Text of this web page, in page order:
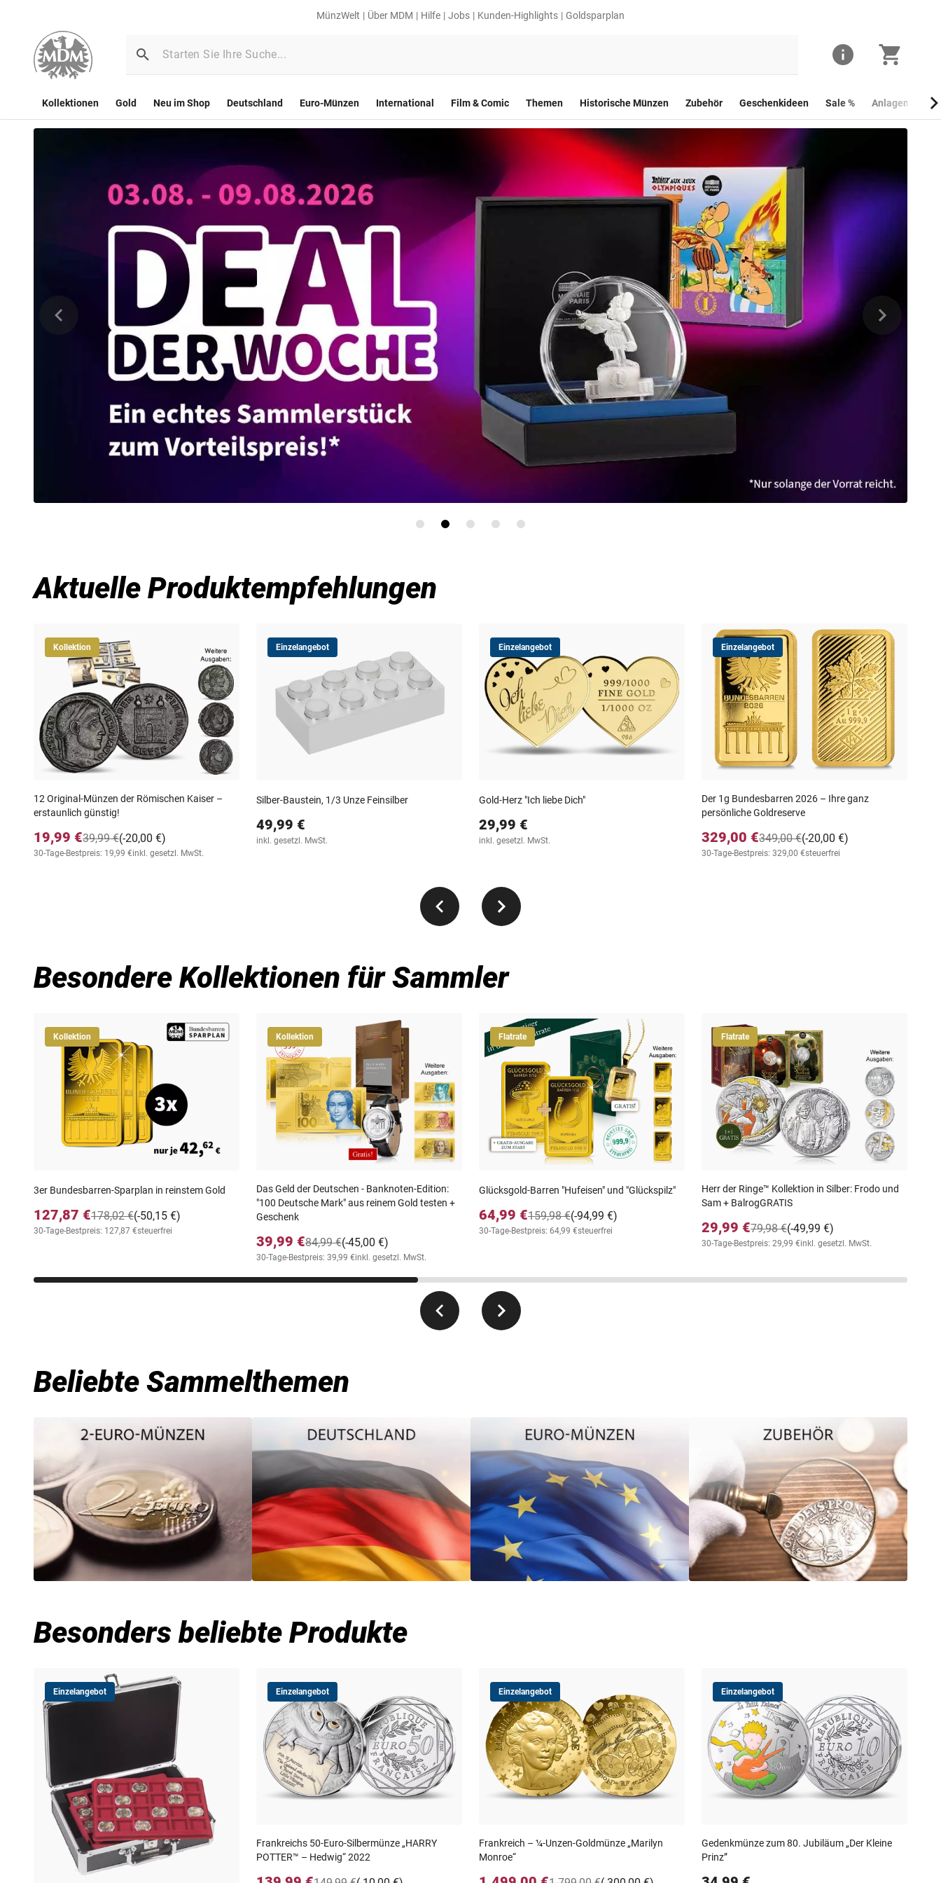
MünzWelt Über MDM Hilfe Jobs Kunden-Highlights Goldsparplan
Kollektionen Gold Neu im Shop Deutschland Euro-Münzen International Film & Comic Themen Historische Münzen Zubehör Geschenkideen Sale % Anlagemünzen
Aktuelle Produktempfehlungen
Kollektion
12 Original-Münzen der Römischen Kaiser –
erstaunlich günstig!
19,99 € (-20,00 €)
39,99 €
30-Tage-Bestpreis: 19,99 €inkl. gesetzl. MwSt.
Einzelangebot
Silber-Baustein, 1/3 Unze Feinsilber
49,99 €
inkl. gesetzl. MwSt.
Einzelangebot
Gold-Herz "Ich liebe Dich"
29,99 €
inkl. gesetzl. MwSt.
Einzelangebot
Der 1g Bundesbarren 2026 – Ihre ganz
persönliche Goldreserve
329,00 € (-20,00 €)
349,00 €
30-Tage-Bestpreis: 329,00 €steuerfrei
Besondere Kollektionen für Sammler
Kollektion
3er Bundesbarren-Sparplan in reinstem Gold
127,87 € (-50,15 €)
178,02 €
30-Tage-Bestpreis: 127,87 €steuerfrei
Kollektion
Das Geld der Deutschen - Banknoten-Edition:
"100 Deutsche Mark" aus reinem Gold testen +
Geschenk
39,99 € (-45,00 €)
84,99 €
30-Tage-Bestpreis: 39,99 €inkl. gesetzl. MwSt.
Flatrate
Glücksgold-Barren "Hufeisen" und "Glückspilz"
64,99 € (-94,99 €)
159,98 €
30-Tage-Bestpreis: 64,99 €steuerfrei
Flatrate
Herr der Ringe™ Kollektion in Silber: Frodo und
Sam + BalrogGRATIS
29,99 € (-49,99 €)
79,98 €
30-Tage-Bestpreis: 29,99 €inkl. gesetzl. MwSt.
Beliebte Sammelthemen
Besonders beliebte Produkte
Einzelangebot Einzelangebot
Frankreichs 50-Euro-Silbermünze „HARRY
POTTER™ – Hedwig“ 2022
Einzelangebot
Frankreich – ¼-Unzen-Goldmünze „Marilyn
Monroe“
Einzelangebot
Gedenkmünze zum 80. Jubiläum „Der Kleine
Prinz”